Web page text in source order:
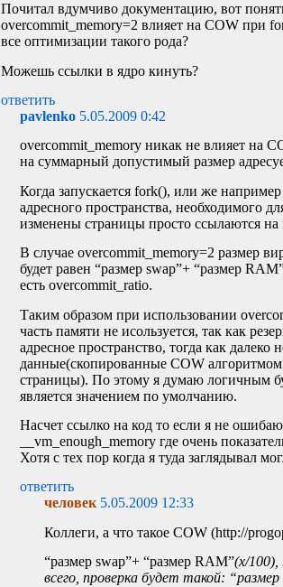
Почитал вдумчиво документацию, вот
overcommit_memory=2 влияет наCOW при
все оптимизации такого рода?
Можешь ссылки в ядро кинуть?
ответить
pavlenko 5.05.2009 0:42
overcommit_memory никак не влияет на
на суммарный допустимый размер
Когда запускается fork(), или же
адресного пространства, необходимого
изменены страницы просто ссылаются
В случае overcommit_memory=2 размер
будет равен “размер swap”+ “размер RAM
есть overcommit_ratio.
Таким образом при использовании
часть памяти не исользуется, так как
адресное пространство, тогда как далеко
данные(скопированные COW
страницы). По этому я думаю логичным
является значением по умолчанию.
Насчет ссылко на код то если я не
__vm_enough_memory где очень
Хотя с тех пор когда я туда заглядывал
ответить
человек 5.05.2009 12:33
Коллеги, а что такоеCOW (http://
“размер swap”+ “размерRAM”(x/100),
всего, проверка будет такой: